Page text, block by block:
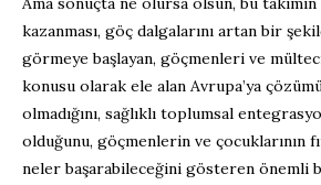
kazanması, göç dalgalarını artan bir
görmeye başlayan, göçmenleri ve
konusu olarak ele alan Avrupa’ya
olmadığını, sağlıklı toplumsal
olduğunu, göçmenlerin ve çocuklarının
neler başarabileceğini gösteren önemli